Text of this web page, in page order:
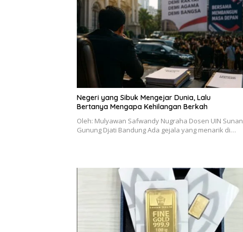
Negeri yang Sibuk Mengejar Dunia, Lalu
Bertanya Mengapa Kehilangan Berkah
Oleh: Mulyawan Safwandy Nugraha Dosen UIN Sunan
Gunung Djati Bandung Ada gejala yang menarik di…